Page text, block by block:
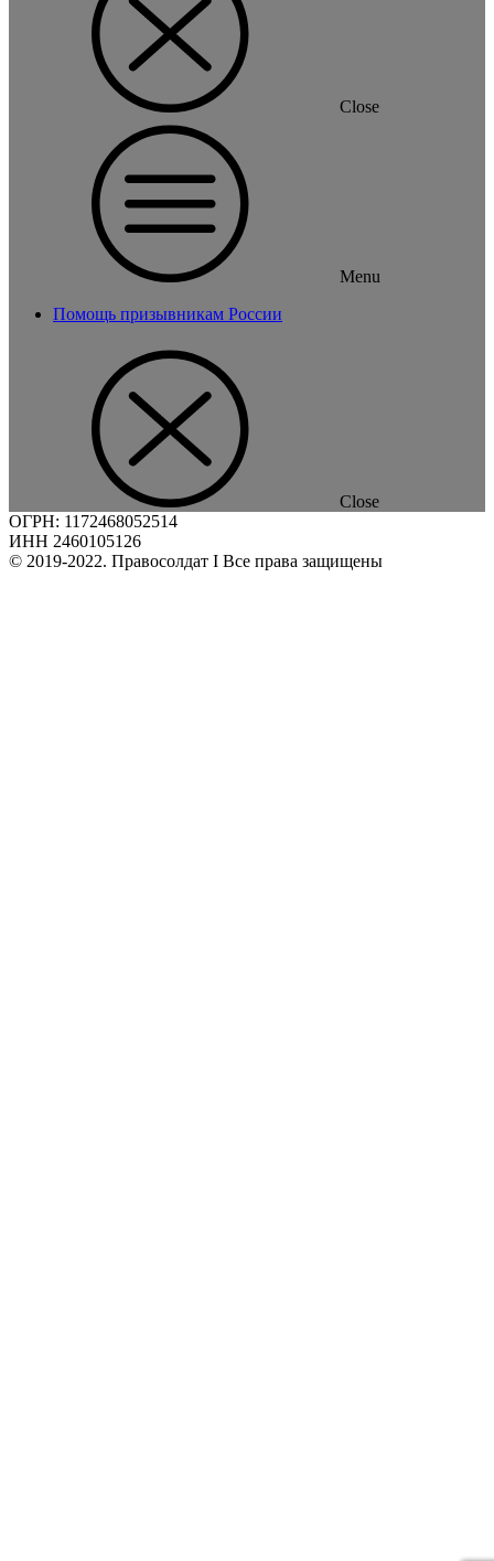
Close
Menu
Помощь призывникам России
Close
ОГРН: 1172468052514
ИНН 2460105126
© 2019-2022. Правосолдат I Все права защищены